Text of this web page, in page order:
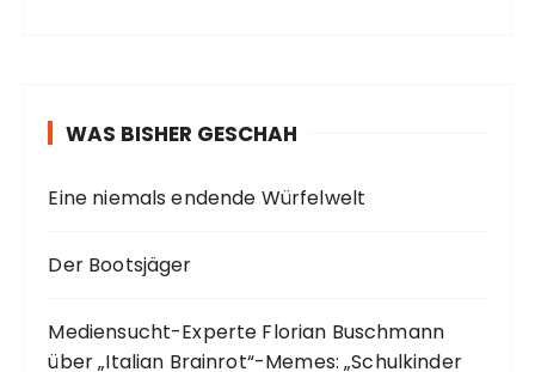
WAS BISHER GESCHAH
Eine niemals endende Würfelwelt
Der Bootsjäger
Mediensucht-Experte Florian Buschmann
über „Italian Brainrot“-Memes: „Schulkinder